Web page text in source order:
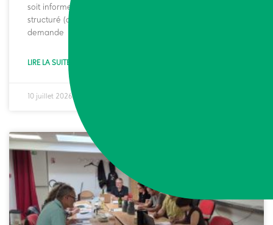
soit informel (groupe d’échange de pratiques) ou
structuré (association, GIEE, Cuma, coopérative…),
demande
LIRE LA SUITE »
10 juillet 2026